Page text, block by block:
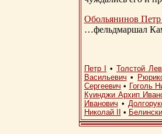
Обольянинов
…фельдмаршал
Петр I •Толстой
Васильевич •
Сергеевич • Гоголь
Куинджи Архип
Иванович •
Николай II •